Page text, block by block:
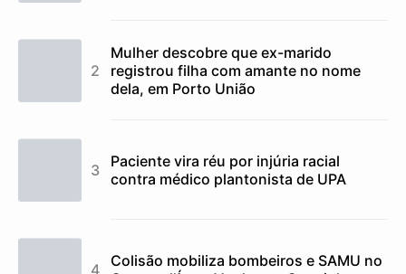
Mulher descobre que ex-marido
registrou filha com amante no nome
dela, em Porto União
Paciente vira réu por injúria racial
contra médico plantonista de UPA
Colisão mobiliza bombeiros e SAMU no